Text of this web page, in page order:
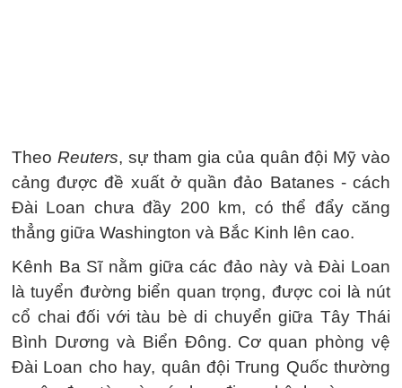
Theo Reuters, sự tham gia của quân đội Mỹ vào
cảng được đề xuất ở quần đảo Batanes - cách
Đài Loan chưa đầy 200 km, có thể đẩy căng
thẳng giữa Washington và Bắc Kinh lên cao.
Kênh Ba Sĩ nằm giữa các đảo này và Đài Loan
là tuyển đường biển quan trọng, được coi là nút
cổ chai đối với tàu bè di chuyển giữa Tây Thái
Bình Dương và Biển Đông. Cơ quan phòng vệ
Đài Loan cho hay, quân đội Trung Quốc thường